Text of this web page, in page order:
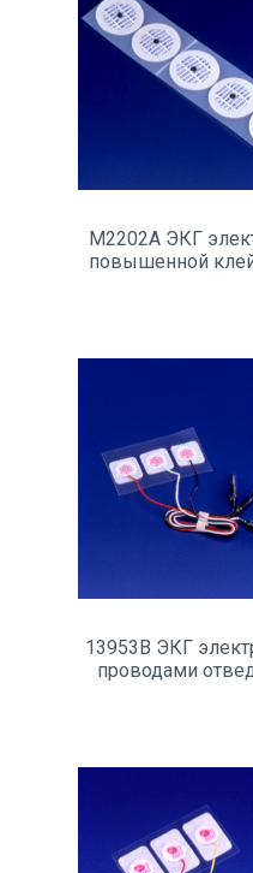
M2202A ЭКГ
повышенной
13953B ЭКГ
проводами